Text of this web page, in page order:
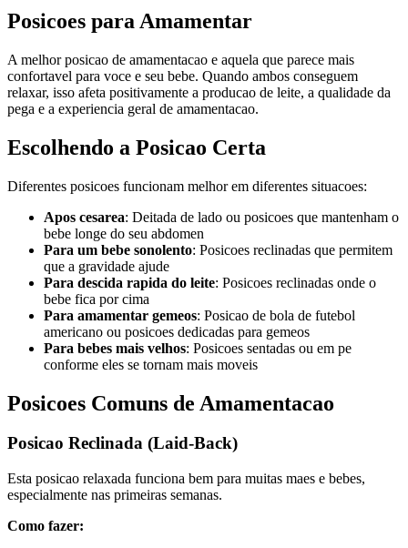
Posicoes para Amamentar
A melhor posicao de amamentacao e aquela que parece mais
confortavel para voce e seu bebe. Quando ambos conseguem
relaxar, isso afeta positivamente a producao de leite, a qualidade da
pega e a experiencia geral de amamentacao.
Escolhendo a Posicao Certa
Diferentes posicoes funcionam melhor em diferentes situacoes:
Apos cesarea: Deitada de lado ou posicoes que mantenham o
bebe longe do seu abdomen
Para um bebe sonolento: Posicoes reclinadas que permitem
que a gravidade ajude
Para descida rapida do leite: Posicoes reclinadas onde o
bebe fica por cima
Para amamentar gemeos: Posicao de bola de futebol
americano ou posicoes dedicadas para gemeos
Para bebes mais velhos: Posicoes sentadas ou em pe
conforme eles se tornam mais moveis
Posicoes Comuns de Amamentacao
Posicao Reclinada (Laid-Back)
Esta posicao relaxada funciona bem para muitas maes e bebes,
especialmente nas primeiras semanas.
Como fazer: